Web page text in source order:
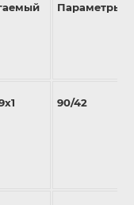
Параметры
90/42